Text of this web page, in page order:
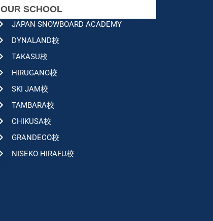
OUR SCHOOL
JAPAN SNOWBOARD ACADEMY
DYNALAND校
TAKASU校
HIRUGANO校
SKI JAM校
TAMBARA校
CHIKUSA校
GRANDECO校
NISEKO HIRAFU校